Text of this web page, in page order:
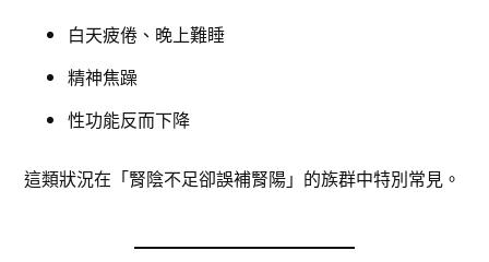
白天疲倦、晚上難睡
精神焦躁
性功能反而下降
這類狀況在「腎陰不足卻誤補腎陽」的族群中特別常見。